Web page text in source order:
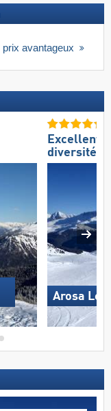
avantageux
Excellente
diversité
Arosa